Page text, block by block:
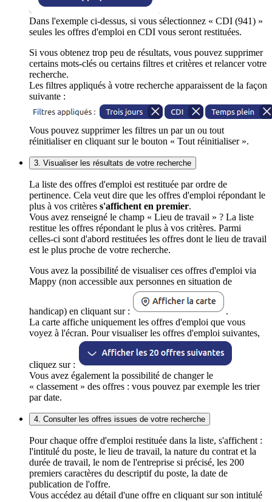
Dans l'exemple ci-dessus, si vous sélectionnez « CDI (941) »
seules les offres d'emploi en CDI vous seront restituées.
Si vous obtenez trop peu de résultats, vous pouvez supprimer
certains mots-clés ou certains filtres et critères et relancer votre
recherche.
Les filtres appliqués à votre recherche apparaissent de la façon
suivante :
Vous pouvez supprimer les filtres un par un ou tout
réinitialiser en cliquant sur le bouton « Tout réinitialiser ».
3. Visualiser les résultats de votre recherche
La liste des offres d'emploi est restituée par ordre de
pertinence. Cela veut dire que les offres d'emploi répondant le
plus à vos critères s'affichent en premier.
Vous avez renseigné le champ « Lieu de travail » ? La liste
restitue les offres répondant le plus à vos critères. Parmi
celles-ci sont d'abord restituées les offres dont le lieu de travail
est le plus proche de votre recherche.
Vous avez la possibilité de visualiser ces offres d'emploi via
Mappy (non accessible aux personnes en situation de
handicap) en cliquant sur :
.
La carte affiche uniquement les offres d'emploi que vous
voyez à l'écran. Pour visualiser les offres d'emploi suivantes,
cliquez sur :
Vous avez également la possibilité de changer le
« classement » des offres : vous pouvez par exemple les trier
par date.
4. Consulter les offres issues de votre recherche
Pour chaque offre d'emploi restituée dans la liste, s'affichent :
l'intitulé du poste, le lieu de travail, la nature du contrat et la
durée de travail, le nom de l'entreprise si précisé, les 200
premiers caractères du descriptif du poste, la date de
publication de l'offre.
Vous accédez au détail d'une offre en cliquant sur son intitulé